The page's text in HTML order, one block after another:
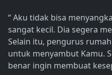
“ Aku tidak bisa
sangat kecil. Dia segera
Selain itu, pengurus
untuk menyambut Kamu.
benar ingin membuat